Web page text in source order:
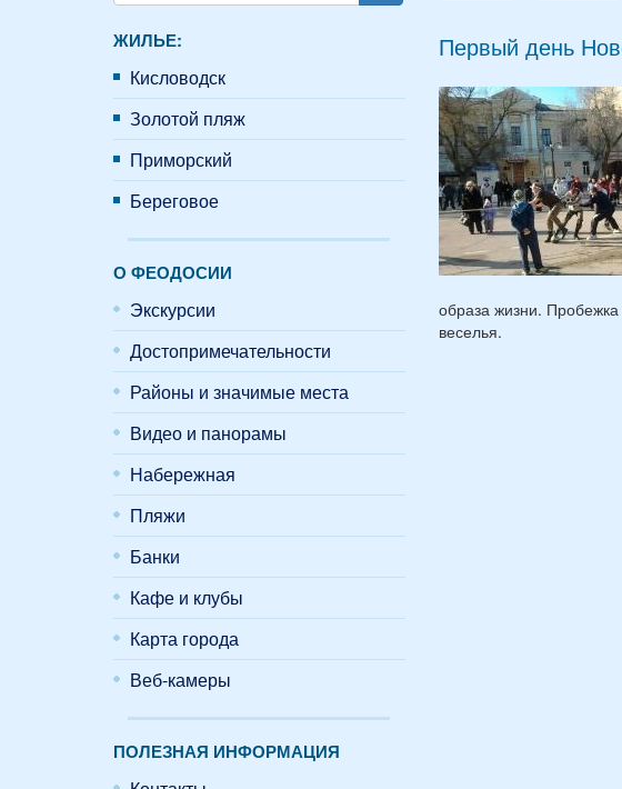
ЖИЛЬЕ:
Кисловодск
Золотой пляж
Приморский
Береговое
О ФЕОДОСИИ
Экскурсии
Достопримечательности
Районы и значимые места
Видео и панорамы
Набережная
Пляжи
Банки
Кафе и клубы
Карта города
Веб-камеры
ПОЛЕЗНАЯ ИНФОРМАЦИЯ
Первый день
образа жизни.
веселья.